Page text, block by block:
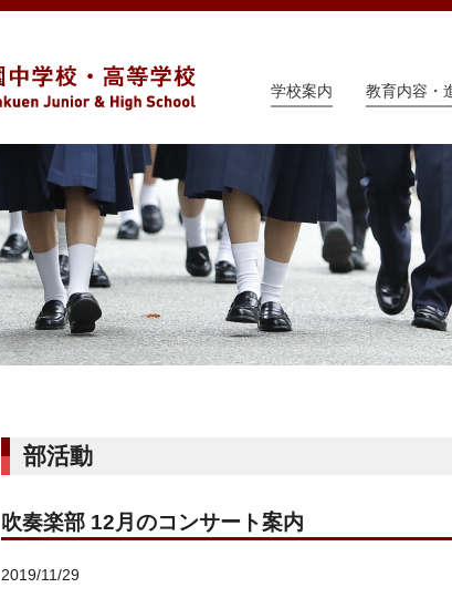
学校案内 教育内容・
部活動
吹奏楽部 12月のコンサート案内
2019/11/29